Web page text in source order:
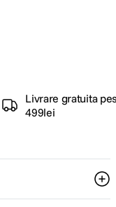
Livrare gratuita
499lei